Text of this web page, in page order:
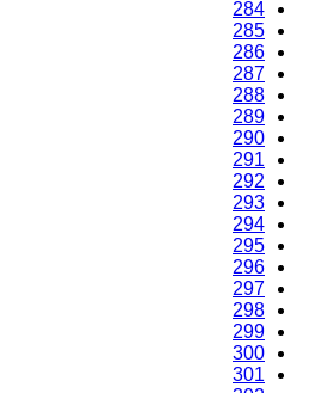
284
285
286
287
288
289
290
291
292
293
294
295
296
297
298
299
300
301